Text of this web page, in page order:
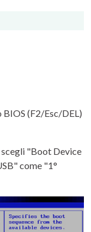
BIOS (F2/Esc/DEL)
"Boot Device
come "1°